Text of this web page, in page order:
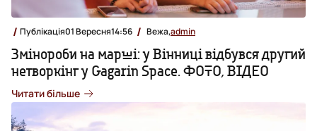
Публікація01 Вересня14:56 Вежа,admin
Змінороби на марші: у Вінниці відбувся другий
нетворкінг у Gagarin Space. ФОТО, ВІДЕО
Читати більше